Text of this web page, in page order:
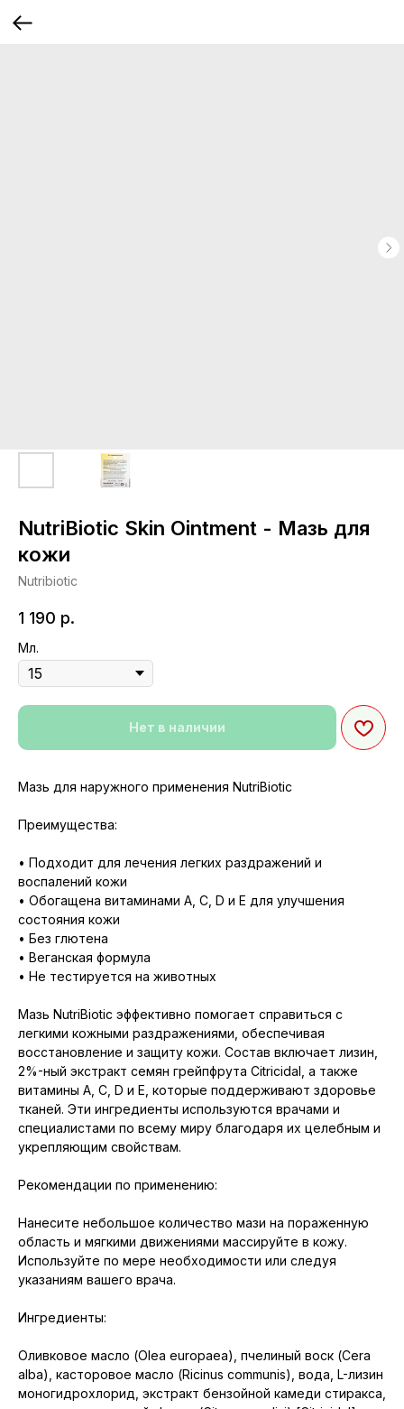
NutriBiotic Skin Ointment - Мазь для
кожи
Nutribiotic
1 190 р.
Мл.
Нет в наличии
Мазь для наружного применения NutriBiotic
Преимущества:
• Подходит для лечения легких раздражений и
воспалений кожи
• Обогащена витаминами A, C, D и E для улучшения
состояния кожи
• Без глютена
• Веганская формула
• Не тестируется на животных
Мазь NutriBiotic эффективно помогает справиться с
легкими кожными раздражениями, обеспечивая
восстановление и защиту кожи. Состав включает лизин,
2%-ный экстракт семян грейпфрута Citricidal, а также
витамины A, C, D и E, которые поддерживают здоровье
тканей. Эти ингредиенты используются врачами и
специалистами по всему миру благодаря их целебным и
укрепляющим свойствам.
Рекомендации по применению:
Нанесите небольшое количество мази на пораженную
область и мягкими движениями массируйте в кожу.
Используйте по мере необходимости или следуя
указаниям вашего врача.
Ингредиенты:
Оливковое масло (Olea europaea), пчелиный воск (Cera
alba), касторовое масло (Ricinus communis), вода, L-лизин
моногидрохлорид, экстракт бензойной камеди стиракса,